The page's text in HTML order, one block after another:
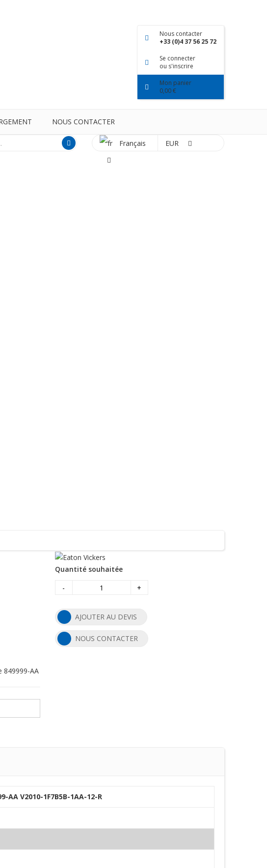
Nous contacter
+33 (0)4 37 56 25 72
Se connecter
ou s'inscrire
Mon panier
0,00 €
NOUS CONTACTER
Français EUR
849999-AA
Quantité souhaitée
-
+
AJOUTER AU DEVIS
NOUS CONTACTER
AA V2010-1F7B5B-1AA-12-R